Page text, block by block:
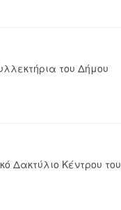
του Δήμου
Δακτύλιο Κέντρου του